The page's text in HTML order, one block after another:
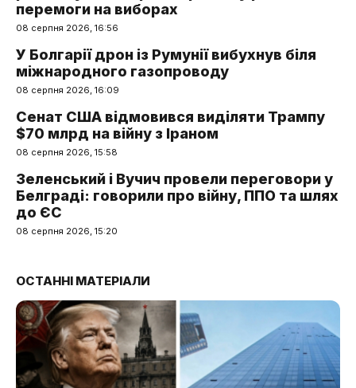
перемоги на виборах
08 серпня 2026, 16:56
У Болгарії дрон із Румунії вибухнув біля
міжнародного газопроводу
08 серпня 2026, 16:09
Сенат США відмовився виділяти Трампу
$70 млрд на війну з Іраном
08 серпня 2026, 15:58
Зеленський і Вучич провели переговори у
Белграді: говорили про війну, ППО та шлях
до ЄС
08 серпня 2026, 15:20
ОСТАННІ МАТЕРІАЛИ